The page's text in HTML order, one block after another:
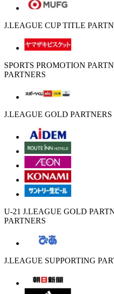
J.LEAGUE CUP TITLE
SPORTS PROMOTION
PARTNERS
J.LEAGUE GOLD PARTNERS
U-21 J.LEAGUE GOLD
PARTNERS
J.LEAGUE SUPPORTING